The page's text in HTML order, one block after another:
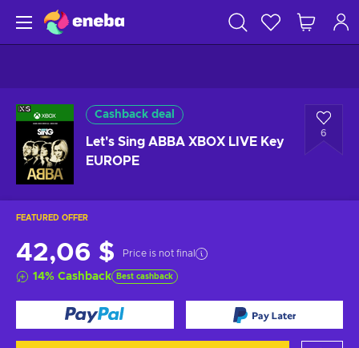
Cashback deal
Let's Sing ABBA XBOX LIVE Key
EUROPE
6
FEATURED OFFER
42,06 $ Price is not final
14% Cashback Best cashback